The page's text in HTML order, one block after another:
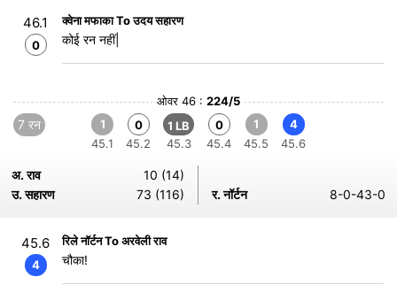
46.1
0
क्वेना मफाका To उदय सहारण
कोई रन नहीं|
ओवर 46 : 224/5
7 रन
1
45.1
0
45.2
1 LB
45.3
0
45.4
1
45.5
4
45.6
अ. राव
10 (14)
उ. सहारण
73 (116) र. नॉर्टन 8-0-43-0
45.6
4
रिले नॉर्टन To अरवेली राव
चौका!